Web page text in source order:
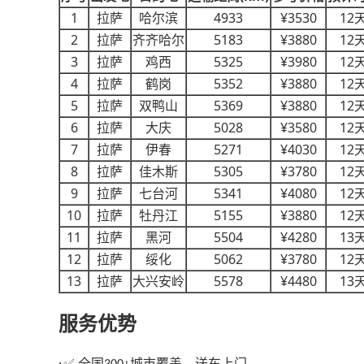
1 拉萨 哈尔滨 4933 ¥3530 12
2 拉萨 齐齐哈尔 5183 ¥3880 12
3 拉萨 鸡西 5325 ¥3980 12
4 拉萨 鹤岗 5352 ¥3880 12
5 拉萨 双鸭山 5369 ¥3880 12
6 拉萨 大庆 5028 ¥3580 12
7 拉萨 伊春 5271 ¥4030 12
8 拉萨 佳木斯 5305 ¥3780 12
9 拉萨 七台河 5341 ¥4080 12
10 拉萨 牡丹江 5155 ¥3880 12
11 拉萨 黑河 5504 ¥4280 13
12 拉萨 绥化 5062 ¥3780 12
13 拉萨 大兴安岭 5578 ¥4480 13
服务优势